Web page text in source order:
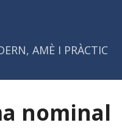
AMÈ I PRÀCTIC
nominal